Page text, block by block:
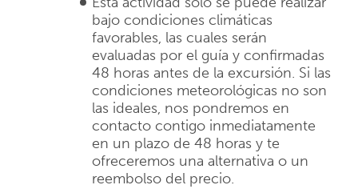
bajo condiciones climáticas
favorables, las cuales serán
evaluadas por el guía y confirmadas
48 horas antes de la excursión. Si las
condiciones meteorológicas no son
las ideales, nos pondremos en
contacto contigo inmediatamente
en un plazo de 48 horas y te
ofreceremos una alternativa o un
reembolso del precio.